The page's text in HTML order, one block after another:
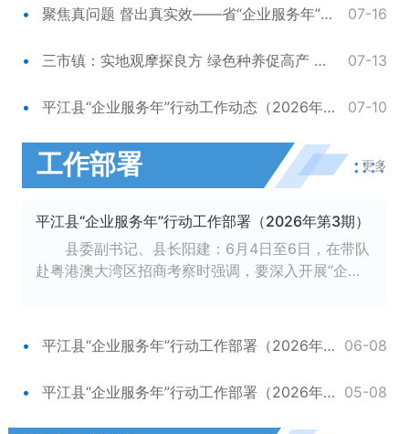
聚焦真问题 督出真实效——省“企业服务年”行动第六工作组来我县开展督导工作 07-16
三市镇：实地观摩探良方 绿色种养促高产 ——开展特色种养产业观摩考察活动 07-13
平江县“企业服务年”行动工作动态（2026年第3期） 07-10
工作部署 更多
平江县“企业服务年”行动工作部署（2026年第3期）
县委副书记、县长阳建：6月4日至6日，在带队
赴粤港澳大湾区招商考察时强调，要深入开展“企业
平江县“企业服务年”行动工作部署（2026年第2期） 06-08
平江县“企业服务年”行动工作部署（2026年第1期） 05-08